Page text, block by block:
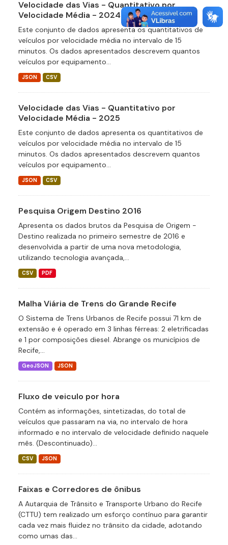
Velocidade das Vias - Quantitativo por
Velocidade Média - 2024
Este conjunto de dados apresenta os quantitativos de
veículos por velocidade média no intervalo de 15
minutos. Os dados apresentados descrevem quantos
veículos por equipamento...
JSON CSV
Velocidade das Vias - Quantitativo por
Velocidade Média - 2025
Este conjunto de dados apresenta os quantitativos de
veículos por velocidade média no intervalo de 15
minutos. Os dados apresentados descrevem quantos
veículos por equipamento...
JSON CSV
Pesquisa Origem Destino 2016
Apresenta os dados brutos da Pesquisa de Origem -
Destino realizada no primeiro semestre de 2016 e
desenvolvida a partir de uma nova metodologia,
utilizando tecnologia avançada,...
CSV PDF
Malha Viária de Trens do Grande Recife
O Sistema de Trens Urbanos de Recife possui 71 km de
extensão e é operado em 3 linhas férreas: 2 eletrificadas
e 1 por composições diesel. Abrange os municípios de
Recife,...
GeoJSON JSON
Fluxo de veiculo por hora
Contém as informações, sintetizadas, do total de
veículos que passaram na via, no intervalo de hora
informado e no intervalo de velocidade definido naquele
mês. (Descontinuado)...
CSV JSON
Faixas e Corredores de ônibus
A Autarquia de Trânsito e Transporte Urbano do Recife
(CTTU) tem realizado um esforço contínuo para garantir
cada vez mais fluidez no trânsito da cidade, adotando
como umas das...